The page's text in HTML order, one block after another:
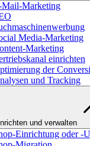
Mail-Marketing
Media-Marketing
Marketing
einrichten
der
und Tracking
und verwalten
Einrichtung oder -